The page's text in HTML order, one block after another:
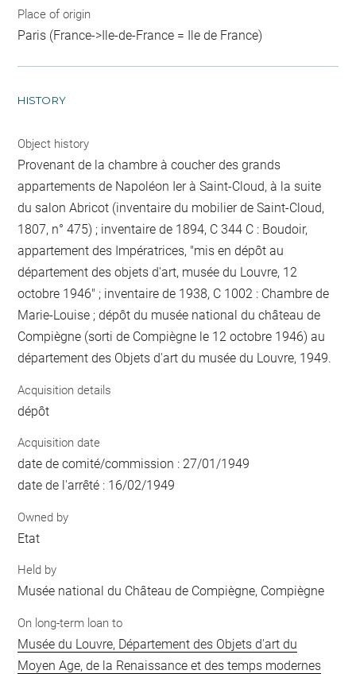
Place of origin
Paris (France->Ile-de-France = Ile de France)
HISTORY
Object history
Provenant de la chambre à coucher des grands
appartements de Napoléon Ier à Saint-Cloud, à la suite
du salon Abricot (inventaire du mobilier de Saint-Cloud,
1807, n° 475) ; inventaire de 1894, C 344 C : Boudoir,
appartement des Impératrices, "mis en dépôt au
département des objets d'art, musée du Louvre, 12
octobre 1946" ; inventaire de 1938, C 1002 : Chambre de
Marie-Louise ; dépôt du musée national du château de
Compiègne (sorti de Compiègne le 12 octobre 1946) au
département des Objets d'art du musée du Louvre, 1949.
Acquisition details
dépôt
Acquisition date
date de comité/commission : 27/01/1949
date de l'arrêté : 16/02/1949
Owned by
Etat
Held by
Musée national du Château de Compiègne, Compiègne
On long-term loan to
Musée du Louvre, Département des Objets d'art du
Moyen Age, de la Renaissance et des temps modernes